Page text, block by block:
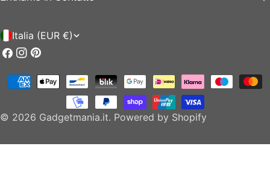
P
a
e
Italia (EUR €)
Facebook
Instagram
Pinterest
© 2026 Gadgetmania.it. Powered by Shopify
Modalità
pagamento